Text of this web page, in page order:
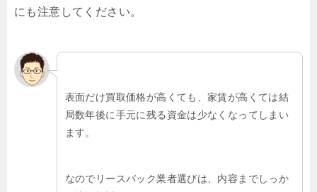
にも注意してください。
表面だけ買取価格が高くても、家賃が高くては結
局数年後に手元に残る資金は少なくなってしまい
ます。
なのでリースバック業者選びは、内容までしっか